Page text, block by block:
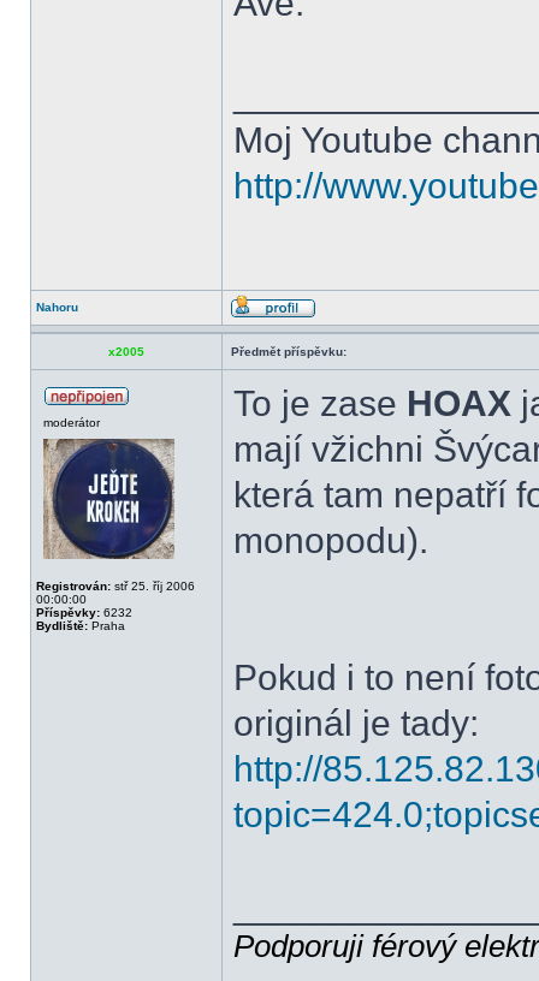
Moj Youtube
http://
Nahoru
x2005 Předmět příspěvku:
moderátor
Registrován: stř 25. říj 2006
00:00:00
Příspěvky: 6232
Bydliště: Praha
To je zase HOAX
mají vžichni
která tam nepatří
monopodu).
Pokud i to není
originál je tady:
http://
Podporuji férový